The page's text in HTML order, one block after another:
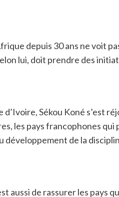
depuis 30 ans ne voit
lui, doit prendre des
Sékou Koné s’est
les pays francophones
de la
aussi de rassurer les pays